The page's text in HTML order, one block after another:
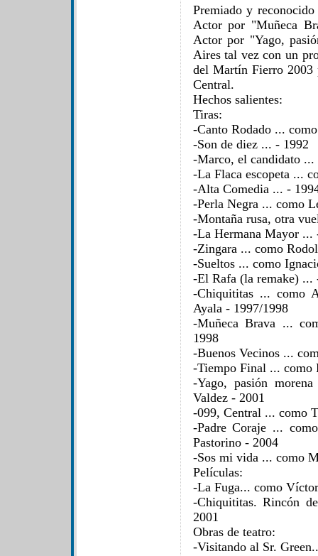
Premiado y
Actor por "Muñeca
Actor por "Yago,
Aires tal vez con un
del Martín Fierro 2003
Central.
Hechos salientes:
Tiras:
-Canto Rodado ...
-Son de diez ... - 1992
-Marco, el candidato ...
-La Flaca escopeta ...
-Alta Comedia ... -
-Perla Negra ... como
-Montaña rusa, otra
-La Hermana Mayor ...
-Zingara ... como
-Sueltos ... como
-El Rafa (la remake) ...
-Chiquititas ... como
Ayala - 1997/1998
-Muñeca Brava ...
1998
-Buenos Vecinos ...
-Tiempo Final ... como
-Yago, pasión
Valdez - 2001
-099, Central ... como
-Padre Coraje ...
Pastorino - 2004
-Sos mi vida ... como
Películas:
-La Fuga... como
-Chiquititas. Rincón
2001
Obras de teatro:
-Visitando al Sr.